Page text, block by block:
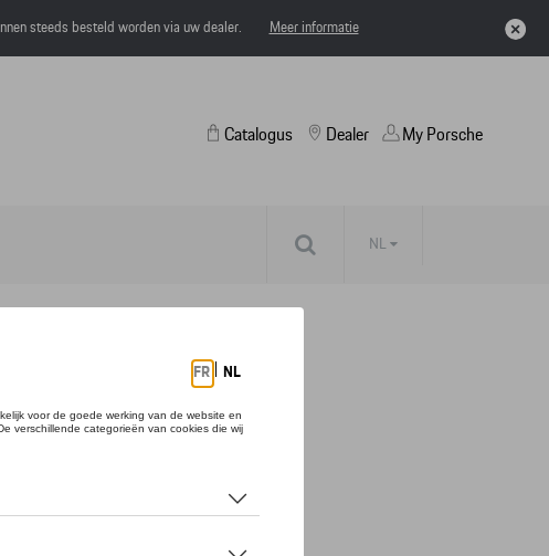
steeds besteld worden via uw dealer. Meer informatie
Catalogus Dealer My Porsche
NL